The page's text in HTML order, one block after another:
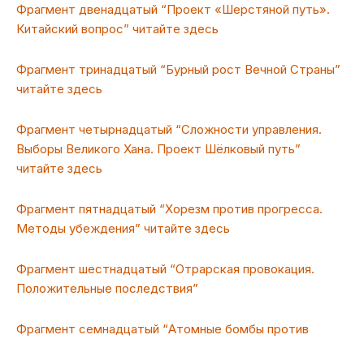
Фрагмент двенадцатый “Проект «Шерстяной путь».
Китайский вопрос” читайте здесь
Фрагмент тринадцатый “Бурный рост Вечной Страны”
читайте здесь
Фрагмент четырнадцатый “Сложности управления.
Выборы Великого Хана. Проект Шёлковый путь”
читайте здесь
Фрагмент пятнадцатый “Хорезм против прогресса.
Методы убеждения” читайте здесь
Фрагмент шестнадцатый “Отрарская провокация.
Положительные последствия”
Фрагмент семнадцатый “Атомные бомбы против